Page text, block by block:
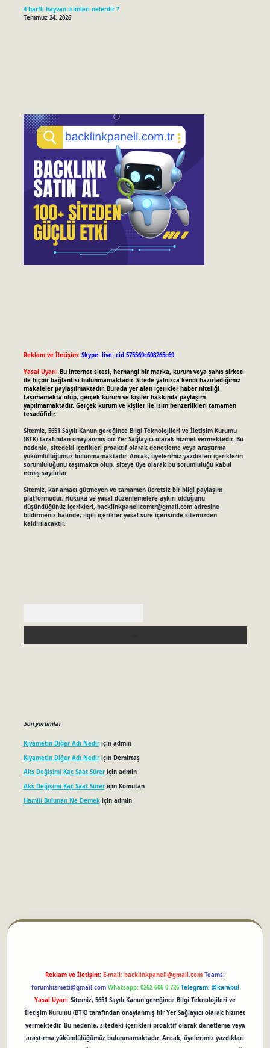
4 harfli hayvan isimleri nelerdir ?
Temmuz 24, 2026
Reklam ve İletişim: Skype: live:.cid.575569c608265c69
Yasal Uyarı: Bu internet sitesi, herhangi bir marka, kurum veya şahıs şirketi
ile hiçbir bağlantısı bulunmamaktadır. Sitede yalnızca kendi hazırladığımız
makaleler paylaşılmaktadır. Burada yer alan içerikler haber niteliği
taşımamakta olup, gerçek kurum ve kişiler hakkında paylaşım
yapılmamaktadır. Gerçek kurum ve kişiler ile isim benzerlikleri tamamen
tesadüfidir.
Sitemiz, 5651 Sayılı Kanun gereğince Bilgi Teknolojileri ve İletişim Kurumu
(BTK) tarafından onaylanmış bir Yer Sağlayıcı olarak hizmet vermektedir. Bu
nedenle, sitedeki içerikleri proaktif olarak denetleme veya araştırma
yükümlülüğümüz bulunmamaktadır. Ancak, üyelerimiz yazdıkları içeriklerin
sorumluluğunu taşımakta olup, siteye üye olarak bu sorumluluğu kabul
etmiş sayılırlar.
Sitemiz, kar amacı gütmeyen ve tamamen ücretsiz bir bilgi paylaşım
platformudur. Hukuka ve yasal düzenlemelere aykırı olduğunu
düşündüğünüz içerikleri, backlinkpanelicomtr@gmail.comadresine
bildirmeniz halinde, ilgili içerikler yasal süre içerisinde sitemizden
kaldırılacaktır.
Son yorumlar
Kıyametin Diğer Adı Nediriçin admin
Kıyametin Diğer Adı Nediriçin Demirtaş
Aks Değişimi Kaç Saat Süreriçin admin
Aks Değişimi Kaç Saat Süreriçin Komutan
Hamili Bulunan Ne Demekiçin admin
Reklam ve İletişim: E-mail: backlinkpaneli@gmail.com Teams:
forumhizmeti@gmail.com Whatsapp: 0262 606 0 726 Telegram: @karabul
Yasal Uyarı: Sitemiz, 5651 Sayılı Kanun gereğince Bilgi Teknolojileri ve
İletişim Kurumu (BTK) tarafından onaylanmış bir Yer Sağlayıcı olarak hizmet
vermektedir. Bu nedenle, sitedeki içerikleri proaktif olarak denetleme veya
araştırma yükümlülüğümüz bulunmamaktadır. Ancak, üyelerimiz yazdıkları